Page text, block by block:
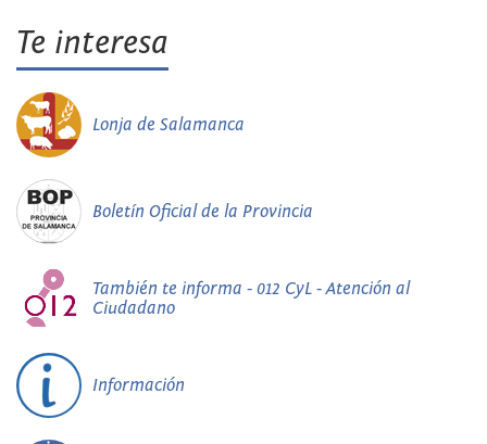
Te interesa
Lonja de Salamanca
Boletín Oficial de la Provincia
También te informa - 012 CyL - Atención al
Ciudadano
Información